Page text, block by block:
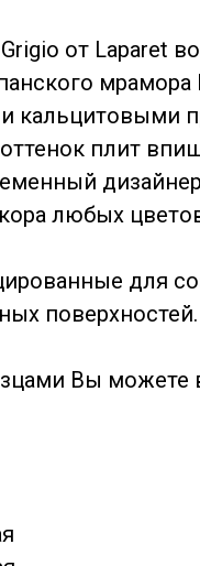
от Laparet
мрамора
кальцитовыми
плит
любых
для
поверхностей.
Вы можете